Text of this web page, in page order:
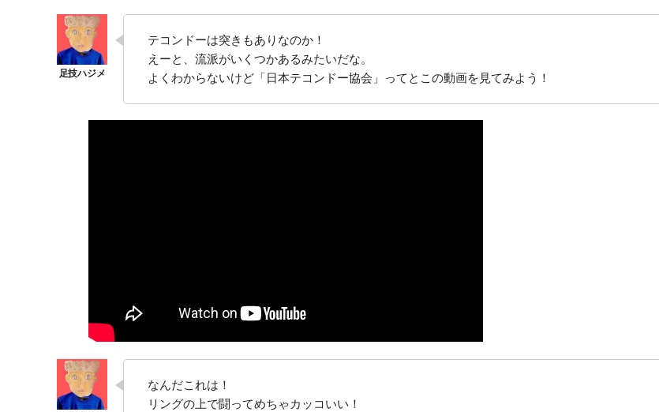
テコンドーは突きもありなのか！
えーと、流派がいくつかあるみたいだな。
よくわからないけど「日本テコンドー協会」ってとこの動画を見てみよう！
なんだこれは！
リングの上で闘ってめちゃカッコいい！